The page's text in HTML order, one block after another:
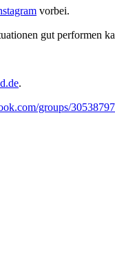
vorbei.
gut performen
.
groups/